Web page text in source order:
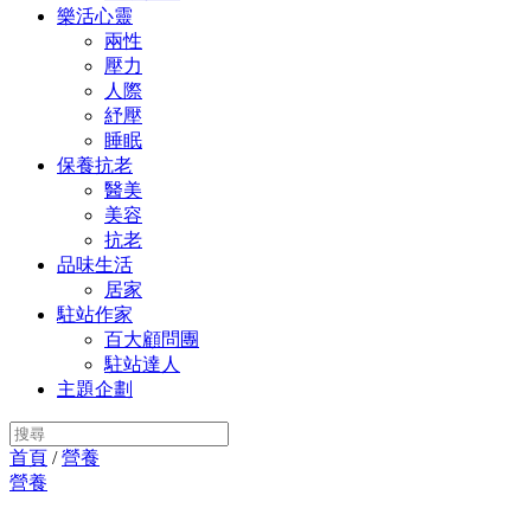
樂活心靈
兩性
壓力
人際
紓壓
睡眠
保養抗老
醫美
美容
抗老
品味生活
居家
駐站作家
百大顧問團
駐站達人
主題企劃
首頁 /營養
營養